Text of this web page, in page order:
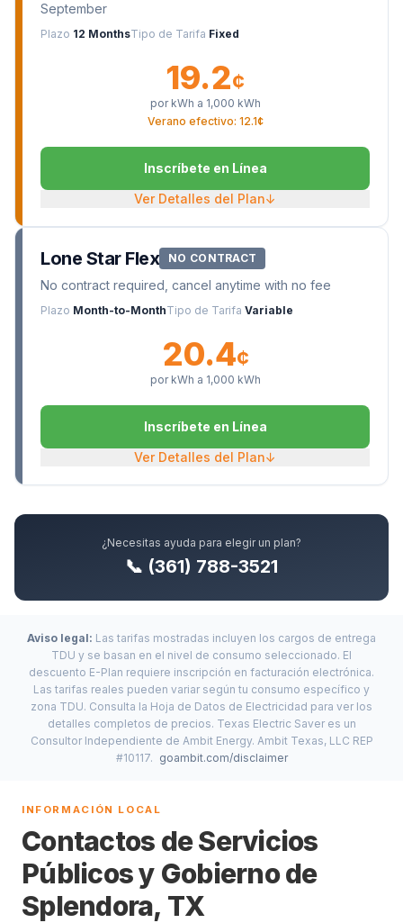
September
Plazo 12 MonthsTipo de Tarifa Fixed
19.2¢
por kWh a 1,000 kWh
Verano efectivo: 12.1¢
Inscríbete en Línea
Ver Detalles del Plan↓
Lone Star Flex NO CONTRACT
No contract required, cancel anytime with no fee
Plazo Month-to-MonthTipo de Tarifa Variable
20.4¢
por kWh a 1,000 kWh
Inscríbete en Línea
Ver Detalles del Plan↓
¿Necesitas ayuda para elegir un plan?
📞 (361) 788-3521
Aviso legal: Las tarifas mostradas incluyen los cargos de entrega
TDU y se basan en el nivel de consumo seleccionado. El
descuento E-Plan requiere inscripción en facturación electrónica.
Las tarifas reales pueden variar según tu consumo específico y
zona TDU. Consulta la Hoja de Datos de Electricidad para ver los
detalles completos de precios. Texas Electric Saver es un
Consultor Independiente de Ambit Energy. Ambit Texas, LLC REP
#10117. goambit.com/disclaimer
INFORMACIÓN LOCAL
Contactos de Servicios
Públicos y Gobierno de
Splendora, TX